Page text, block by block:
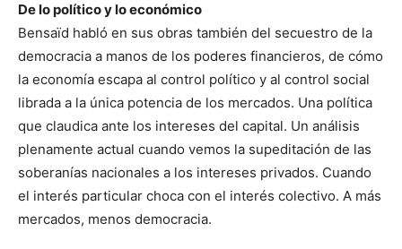
De lo político y lo económico
Bensaïd habló en sus obras también del secuestro de la
democracia a manos de los poderes financieros, de cómo
la economía escapa al control político y al control social
librada a la única potencia de los mercados. Una política
que claudica ante los intereses del capital. Un análisis
plenamente actual cuando vemos la supeditación de las
soberanías nacionales a los intereses privados. Cuando
el interés particular choca con el interés colectivo. A más
mercados, menos democracia.